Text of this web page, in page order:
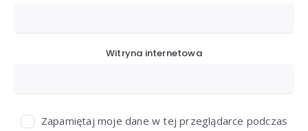
Witryna internetowa
Zapamiętaj moje dane w tej przeglądarce podczas